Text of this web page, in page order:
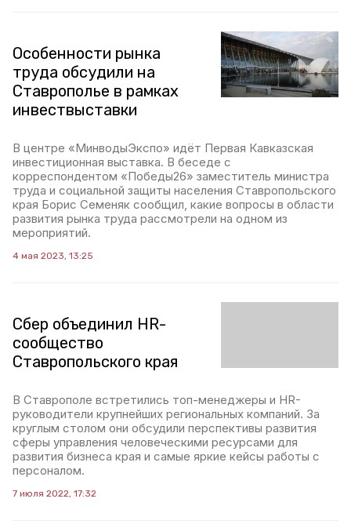
Особенности рынка
труда обсудили на
Ставрополье в рамках
инвествыставки
В центре «МинводыЭкспо» идёт Первая Кавказская
инвестиционная выставка. В беседе с
корреспондентом «Победы26» заместитель министра
труда и социальной защиты населения Ставропольского
края Борис Семеняк сообщил, какие вопросы в области
развития рынка труда рассмотрели на одном из
мероприятий.
4 мая 2023, 13:25
Сбер объединил HR-
сообщество
Ставропольского края
В Ставрополе встретились топ-менеджеры и HR-
руководители крупнейших региональных компаний. За
круглым столом они обсудили перспективы развития
сферы управления человеческими ресурсами для
развития бизнеса края и самые яркие кейсы работы с
персоналом.
7 июля 2022, 17:32